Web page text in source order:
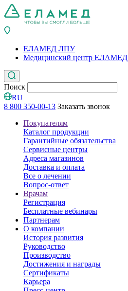
ЕЛАМЕД ЛПУ
Медицинский центр ЕЛАМЕД
Поиск
RU
8 800 350-00-13 Заказать звонок
Покупателям
Каталог продукции
Гарантийные обязательства
Сервисные центры
Адреса магазинов
Доставка и оплата
Все о лечении
Вопрос-ответ
Врачам
Регистрация
Бесплатные вебинары
Партнерам
О компании
История развития
Руководство
Производство
Достижения и награды
Сертификаты
Карьера